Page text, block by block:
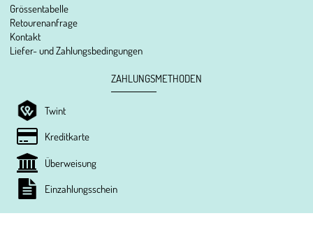
Grössentabelle
Retourenanfrage
Kontakt
Liefer- und Zahlungsbedingungen
ZAHLUNGSMETHODEN
Twint
Kreditkarte
Überweisung
Einzahlungsschein